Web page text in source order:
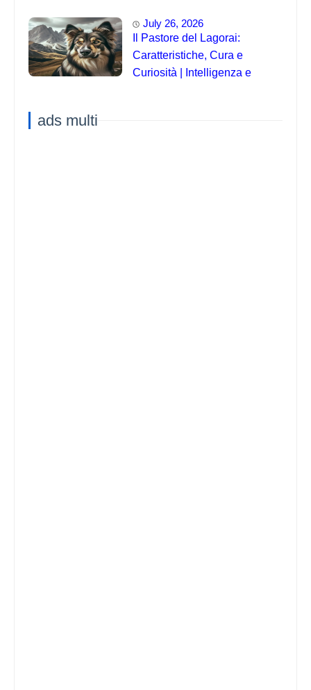
July 26, 2026
Il Pastore del Lagorai:
Caratteristiche, Cura e
Curiosità | Intelligenza e
ads multi